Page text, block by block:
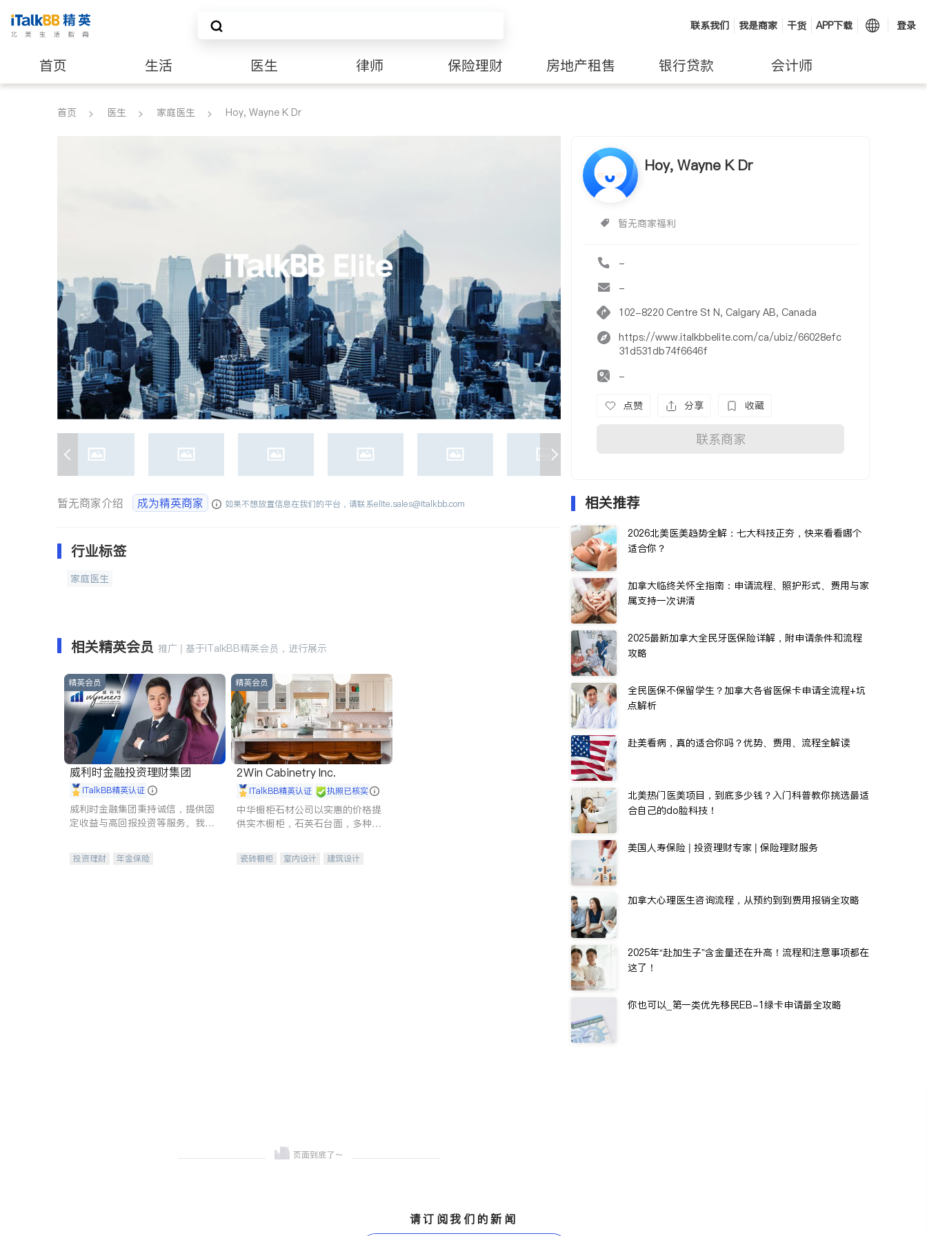
联系我们 我是商家 干货 APP下载 登录
首页 生活 医生 律师 保险理财 房地产租售 银行贷款 会计师
建筑装修
首页 医生 家庭医生 Hoy, Wayne K Dr
Hoy, Wayne K Dr
暂无商家福利
-
-
102-8220 Centre St N, Calgary AB, Canada
https://www.italkbbelite.com/ca/ubiz/66028efc
31d531db74f6646f
-
点赞 分享 收藏
联系商家
暂无商家介绍 成为精英商家 如果不想放置信息在我们的平台，请联系elite.sales@italkbb.com
行业标签
家庭医生
相关精英会员 推广 | 基于iTalkBB精英会员，进行展示
精英会员
威利时金融投资理财集团
iTalkBB精英认证
威利时金融集团秉持诚信，提供固
定收益与高回报投资等服务。我们
元化组合，助力客户实现目标
投资理财
年金保险
精英会员
2Win Cabinetry Inc.
iTalkBB精英认证 执照已核实
中华橱柜石材公司以实惠的价格提
供实木橱柜，石英石台面，多种优
机。品质厨房，家的选择。
瓷砖橱柜 室内设计
建筑设计
相关推荐
2026北美医美趋势全解：七大科技正夯，快来看看哪个
适合你？
加拿大临终关怀全指南：申请流程、照护形式、费用与家
属支持一次讲清
2025最新加拿大全民牙医保险详解，附申请条件和流程
攻略
全民医保不保留学生？加拿大各省医保卡申请全流程+坑
点解析
赴美看病，真的适合你吗？优势、费用、流程全解读
北美热门医美项目，到底多少钱？入门科普教你挑选最适
合自己的do脸科技！
美国人寿保险 | 投资理财专家 | 保险理财服务
加拿大心理医生咨询流程，从预约到到费用报销全攻略
2025年“赴加生子”含金量还在升高！流程和注意事项都在
这了！
你也可以_第一类优先移民EB-1绿卡申请最全攻略
请订阅我们的新闻